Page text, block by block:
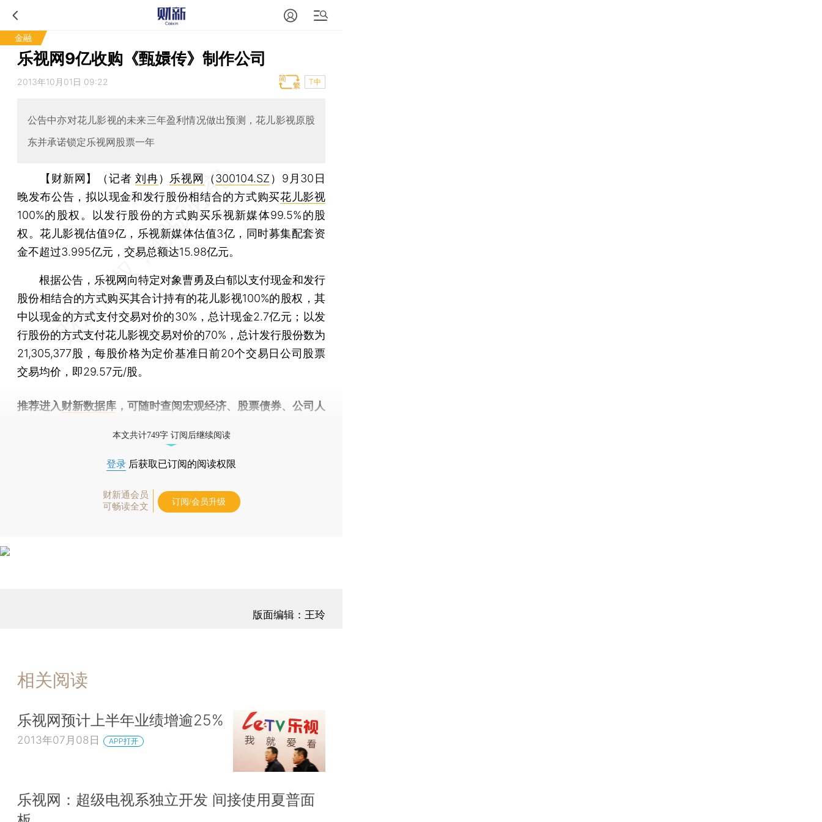
金融
乐视网9亿收购《甄嬛传》制作公司
2013年10月01日 09:22 T中
公告中亦对花儿影视的未来三年盈利情况做出预测，花儿影视原股
东并承诺锁定乐视网股票一年
【财新网】（记者刘冉） 乐视网 （300104.SZ ）9月30日
晚发布公告，拟以现金和发行股份相结合的方式购买花儿影视
100%的股权。以发行股份的方式购买乐视新媒体99.5%的股
权。花儿影视估值9亿，乐视新媒体估值3亿，同时募集配套资
金不超过3.995亿元，交易总额达15.98亿元。
根据公告，乐视网向特定对象曹勇及白郁以支付现金和发行
股份相结合的方式购买其合计持有的花儿影视100%的股权，其
中以现金的方式支付交易对价的30%，总计现金2.7亿元；以发
行股份的方式支付花儿影视交易对价的70%，总计发行股份数为
21,305,377股，每股价格为定价基准日前20个交易日公司股票
交易均价，即29.57元/股。
推荐进入财新数据库 ，可随时查阅宏观经济、股票债券、公司人
本文共计749字 订阅后继续阅读
登录 后获取已订阅的阅读权限
财新通会员
可畅读全文
订阅/会员升级
版面编辑：王玲
相关阅读
乐视网预计上半年业绩增逾25%
2013年07月08日 APP打开
乐视网：超级电视系独立开发 间接使用夏普面